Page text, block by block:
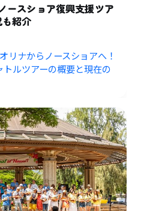
ースショア復興支援ツア
紹介
リナからノースショアへ！
ルツアーの概要と現在の